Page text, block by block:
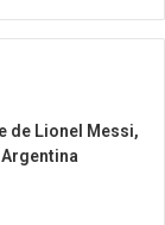
de Lionel Messi,